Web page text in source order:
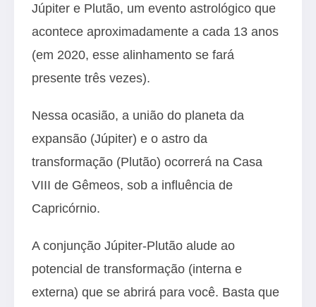
Júpiter e Plutão, um evento astrológico que
acontece aproximadamente a cada 13 anos
(em 2020, esse alinhamento se fará
presente três vezes).
Nessa ocasião, a união do planeta da
expansão (Júpiter) e o astro da
transformação (Plutão) ocorrerá na Casa
VIII de Gêmeos, sob a influência de
Capricórnio.
A conjunção Júpiter-Plutão alude ao
potencial de transformação (interna e
externa) que se abrirá para você. Basta que